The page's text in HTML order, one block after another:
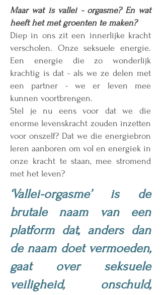
Maar wat is vallei - orgasme? En wat
heeft het met groenten te maken?
Diep in ons zit een innerlijke kracht
verscholen. Onze seksuele energie.
Een energie die zo wonderlijk
krachtig is dat - als we ze delen met
een partner - we er leven mee
kunnen voortbrengen.
Stel je nu eens voor dat we die
enorme levenskracht zouden inzetten
voor onszelf? Dat we die energiebron
leren aanboren om vol en energiek in
onze kracht te staan, mee stromend
met het leven?
‘Vallei-orgasme’ is de
brutale naam van een
platform dat, anders dan
de naam doet vermoeden,
gaat over seksuele
veiligheid, onschuld,